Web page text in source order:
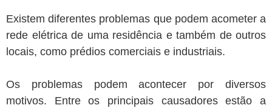
Existem diferentes problemas que podem acometer a
rede elétrica de uma residência e também de outros
locais, como prédios comerciais e industriais.
Os problemas podem acontecer por diversos
motivos. Entre os principais causadores estão a